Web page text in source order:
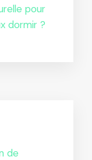
pour
dormir ?
de